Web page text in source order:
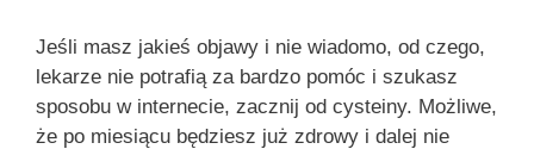
Jeśli masz jakieś objawy i nie wiadomo, od czego,
lekarze nie potrafią za bardzo pomóc i szukasz
sposobu w internecie, zacznij od cysteiny. Możliwe,
że po miesiącu będziesz już zdrowy i dalej nie